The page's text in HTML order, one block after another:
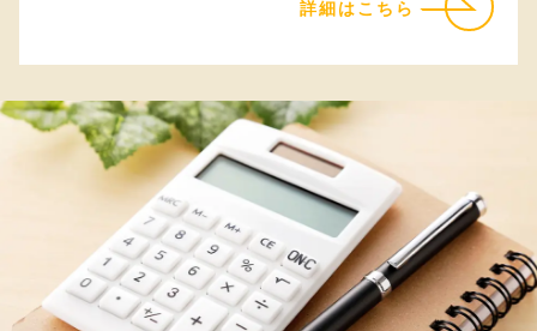
詳細はこちら